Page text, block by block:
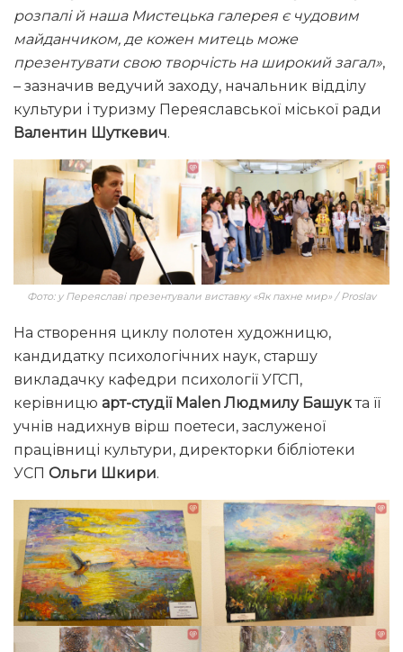
розпалі й наша Мистецька галерея є чудовим
майданчиком, де кожен митець може
презентувати свою творчість на широкий загал»,
– зазначив ведучий заходу, начальник відділу
культури і туризму Переяславської міської ради
Валентин Шуткевич.
Фото: у Переяславі презентували виставку «Як пахне мир» / Proslav
На створення циклу полотен художницю,
кандидатку психологічних наук, старшу
викладачку кафедри психології УГСП,
керівницю арт-студії Malen Людмилу Башукта її
учнів надихнув вірш поетеси, заслуженої
працівниці культури, директорки бібліотеки
УСП Ольги Шкири.